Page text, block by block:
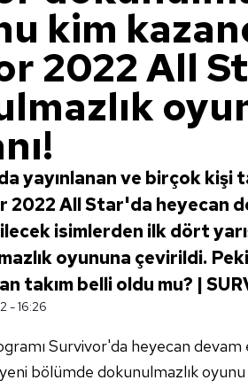
kim
2022 All
yayınlanan ve birçok kişi
2022 All Star'da heyecan
isimlerden ilk dört
oyununa çevirildi.
takım belli oldu mu? |
- 16:26
Survivor'da heyecan
bölümde dokunulmazlık